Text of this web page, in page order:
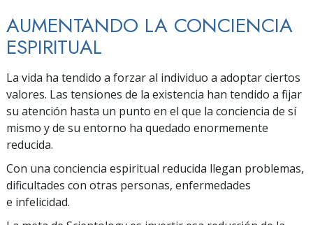
AUMENTANDO LA CONCIENCIA
ESPIRITUAL
La vida ha tendido a forzar al individuo a adoptar ciertos
valores. Las tensiones de la existencia han tendido a fijar
su atención hasta un punto en el que la conciencia de sí
mismo y de su entorno ha quedado enormemente
reducida.
Con una conciencia espiritual reducida llegan problemas,
dificultades con otras personas, enfermedades
e infelicidad.